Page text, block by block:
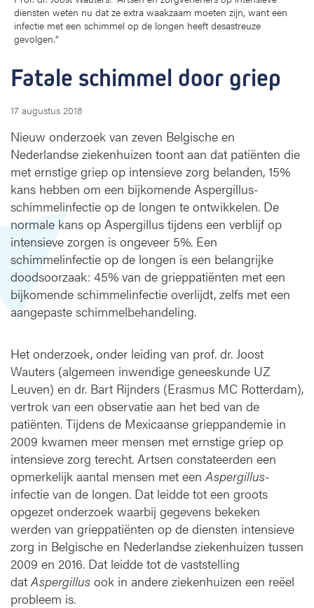
o
o
r
i
Fatale schimmel door griep
17 augustus 2018
Nieuw onderzoek van zeven Belgische en
Nederlandse ziekenhuizen toont aan dat patiënten die
met ernstige griep op intensieve zorg belanden, 15%
kans hebben om een bijkomende Aspergillus-
schimmelinfectie op de longen te ontwikkelen. De
normale kans op Aspergillus tijdens een verblijf op
intensieve zorgen is ongeveer 5%. Een
schimmelinfectie op de longen is een belangrijke
doodsoorzaak: 45% van de grieppatiënten met een
bijkomende schimmelinfectie overlijdt, zelfs met een
aangepaste schimmelbehandeling.
diensten weten nu dat ze extra waakzaam moeten zijn, want een
infectie met een schimmel op de longen heeft desastreuze
gevolgen."
Het onderzoek, onder leiding van prof. dr. Joost
Wauters (algemeen inwendige geneeskunde UZ
Leuven) en dr. Bart Rijnders (Erasmus MC Rotterdam),
vertrok van een observatie aan het bed van de
patiënten. Tijdens de Mexicaanse grieppandemie in
2009 kwamen meer mensen met ernstige griep op
intensieve zorg terecht. Artsen constateerden een
opmerkelijk aantal mensen met een Aspergillus-
infectie van de longen. Dat leidde tot een groots
opgezet onderzoek waarbij gegevens bekeken
werden van grieppatiënten op de diensten intensieve
zorg in Belgische en Nederlandse ziekenhuizen tussen
2009 en 2016. Dat leidde tot de vaststelling
dat Aspergillus ook in andere ziekenhuizen een reëel
probleem is.